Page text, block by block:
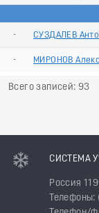
- СУЗДАЛЕВ
- МИРОНОВ
Всего записей: 93
СИСТЕМА
Россия